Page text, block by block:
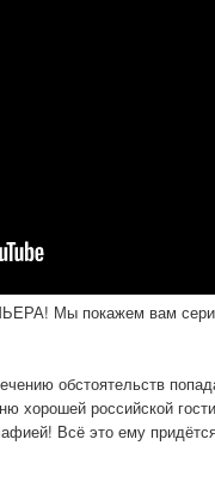
Мы покажем вам
обстоятельств
хорошей российской
Всё это ему